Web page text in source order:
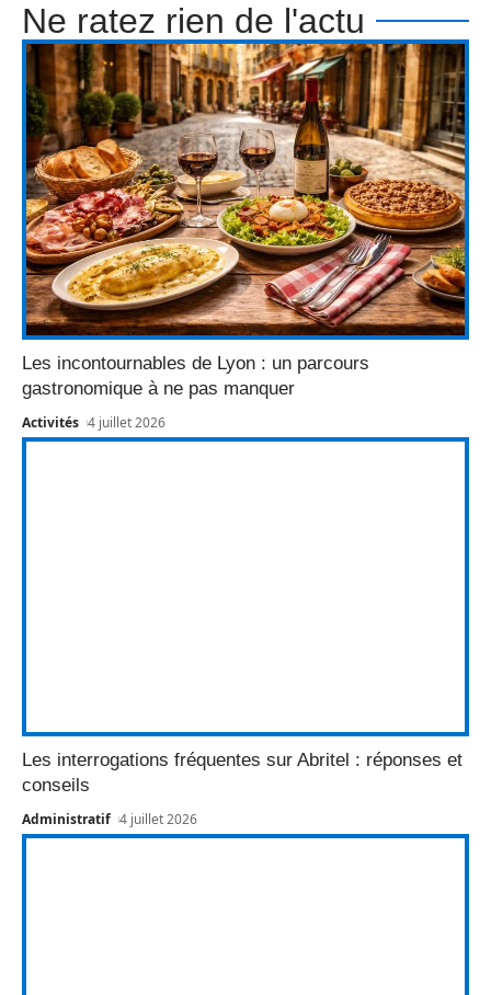
Ne ratez rien de l'actu
Les incontournables de Lyon : un parcours
gastronomique à ne pas manquer
Activités 4 juillet 2026
Les interrogations fréquentes sur Abritel : réponses et
conseils
Administratif 4 juillet 2026